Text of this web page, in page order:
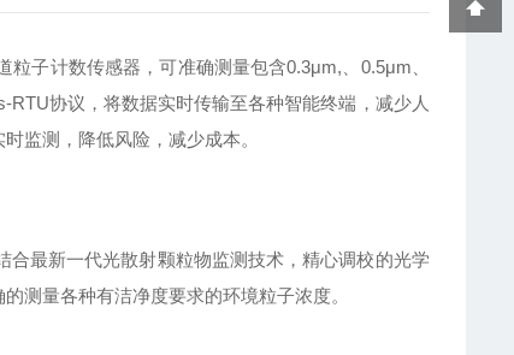
粒子计数传感器，可准确测量包含0.3μm,、0.5μm、
协议，将数据实时传输至各种智能终端，减少人
监测，降低风险，减少成本。
合最新一代光散射颗粒物监测技术，精心调校的光学
测量各种有洁净度要求的环境粒子浓度。